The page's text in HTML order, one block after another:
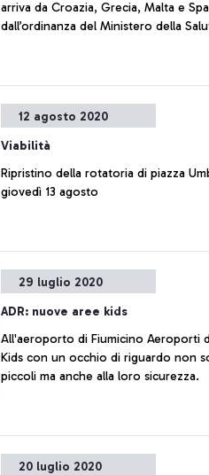
arriva da Croazia, Grecia, Malta e
dall’ordinanza del Ministero della
12 agosto 2020
Viabilità
Ripristino della rotatoria di piazza
giovedì 13 agosto
29 luglio 2020
ADR: nuove aree kids
All'aeroporto di Fiumicino Aeroporti
Kids con un occhio di riguardo non
piccoli ma anche alla loro sicurezza.
20 luglio 2020